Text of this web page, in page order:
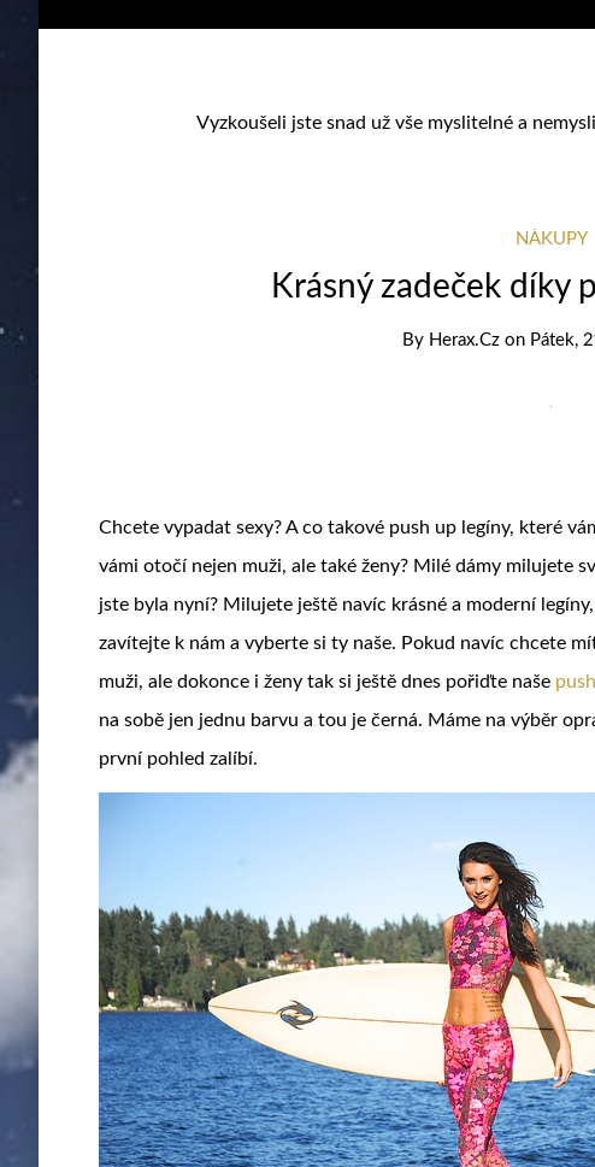
Vyzkoušeli jste snad už vše myslitelné a
NÁKUPY
Krásný zadeček díky
By Herax.cz on Pátek,
Chcete vypadat sexy? A co takové push up legíny, které
vámi otočí nejen muži, ale také ženy? Milé dámy milujete
jste byla nyní? Milujete ještě navíc krásné a moderní
zavítejte k nám a vyberte si ty naše. Pokud navíc chcete
muži, ale dokonce i ženy tak si ještě dnes pořiďte naše
na sobě jen jednu barvu a tou je černá. Máme na výběr
první pohled zalíbí.